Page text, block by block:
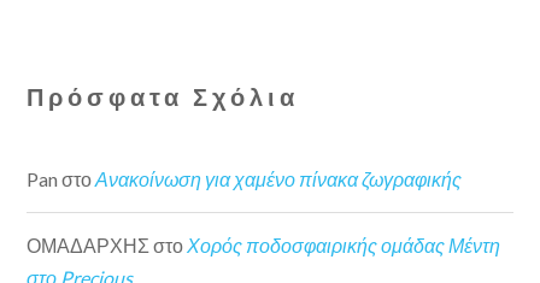
Πρόσφατα Σχόλια
Pan στοΑνακοίνωση για χαμένο πίνακα ζωγραφικής
ΟΜΑΔΑΡΧΗΣ στοΧορός ποδοσφαιρικής ομάδας Μέντη
στο Precious